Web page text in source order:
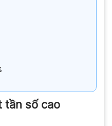
tần số cao